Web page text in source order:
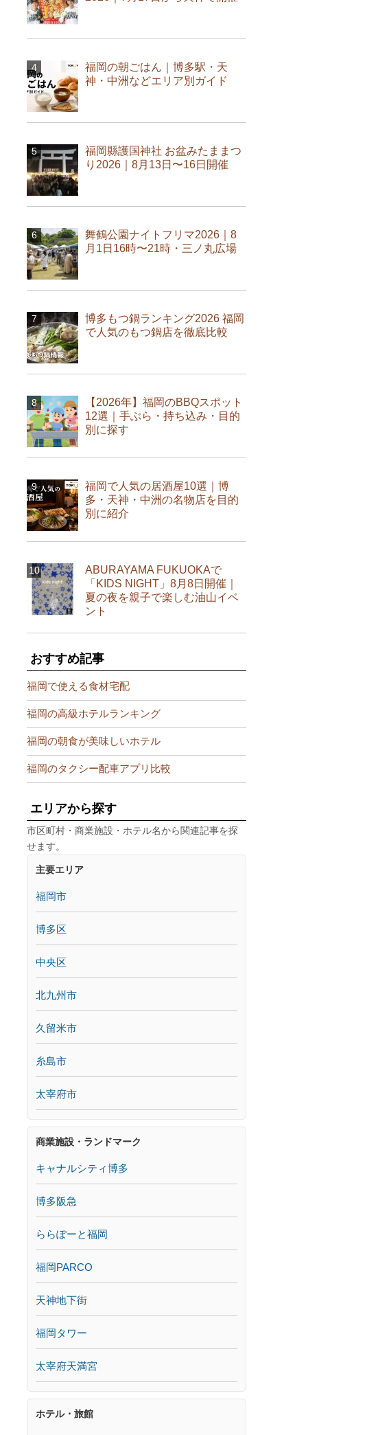
福岡の朝ごはん｜博多駅・天
神・中洲などエリア別ガイド
福岡縣護国神社 お盆みたままつ
り2026｜8月13日〜16日開催
舞鶴公園ナイトフリマ2026｜8
月1日16時〜21時・三ノ丸広場
博多もつ鍋ランキング2026 福岡
で人気のもつ鍋店を徹底比較
【2026年】福岡のBBQスポット
12選｜手ぶら・持ち込み・目的
別に探す
福岡で人気の居酒屋10選｜博
多・天神・中洲の名物店を目的
別に紹介
ABURAYAMA FUKUOKAで
「KIDS NIGHT」8月8日開催｜
夏の夜を親子で楽しむ油山イベ
ント
おすすめ記事
福岡で使える食材宅配
福岡の高級ホテルランキング
福岡の朝食が美味しいホテル
福岡のタクシー配車アプリ比較
エリアから探す
市区町村・商業施設・ホテル名から関連記事を探
せます。
主要エリア
福岡市
博多区
中央区
北九州市
久留米市
糸島市
太宰府市
商業施設・ランドマーク
キャナルシティ博多
博多阪急
ららぽーと福岡
福岡PARCO
天神地下街
福岡タワー
太宰府天満宮
ホテル・旅館